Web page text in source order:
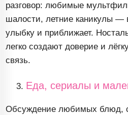
разговор: любимые
шалости, летние каникулы —
улыбку и приближает.
легко создают доверие и
связь.
Еда, сериалы и
Обсуждение любимых блюд,